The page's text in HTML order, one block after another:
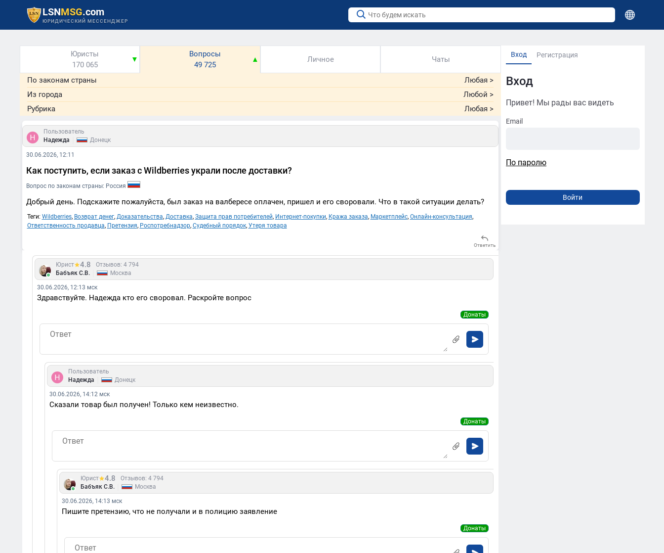
LSNMSG.com
ЮРИДИЧЕСКИЙ МЕССЕНДЖЕР
Вход Регистрация
Вход
Привет! Мы рады вас видеть
Email
По паролю
Юристы
170 065
▼
Вопросы
49 725
▲ Личное Чаты
По законам страны Любая >
Из города
Любой >
Рубрика
Любая >
Пользователь
Надежда
Донецк
30.06.2026, 12:11
Как поступить, если заказ с Wildberries украли после доставки?
Вопрос по законам страны: Россия
Добрый день. Подскажите пожалуйста, был заказ на валбересе оплачен, пришел и его своровали. Что в такой ситуации делать?
Теги: Wildberries, Возврат денег, Доказательства, Доставка, Защита прав потребителей, Интернет-покупки, Кража заказа, Маркетплейс, Онлайн-консультация,
Ответственность продавца, Претензия, Роспотребнадзор, Судебный порядок, Утеря товара
Ответить
Юрист 4.8
Отзывов: 4 794
Бабъяк С.В.
Москва
30.06.2026, 12:13 мск
Здравствуйте. Надежда кто его своровал. Раскройте вопрос
Донаты
Пользователь
Надежда
Донецк
30.06.2026, 14:12 мск
Сказали товар был получен! Только кем неизвестно.
Донаты
Юрист 4.8
Отзывов: 4 794
Бабъяк С.В.
Москва
30.06.2026, 14:13 мск
Пишите претензию, что не получали и в полицию заявление
Донаты